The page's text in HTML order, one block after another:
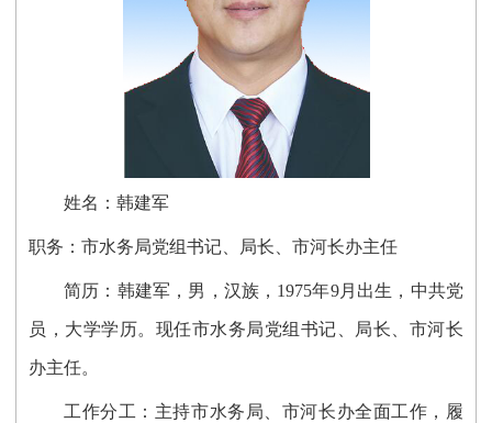
姓名：韩建军
职务：市水务局党组书记、局长、市河长办主任
简历： 韩建军 ，男，汉族，1975年9月出生，中共党
员，大学学历。现任市水务局党组书记、局长、 市河长
办主任。
工作分工： 主持市水务局、市河长办全面工作，履